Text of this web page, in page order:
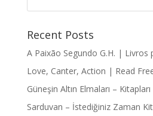
Recent Posts
A Paixão Segundo G.H. | Livros
Love, Canter, Action | Read
Güneşin Altın Elmaları –
Sarduvan – İstediğiniz Zaman